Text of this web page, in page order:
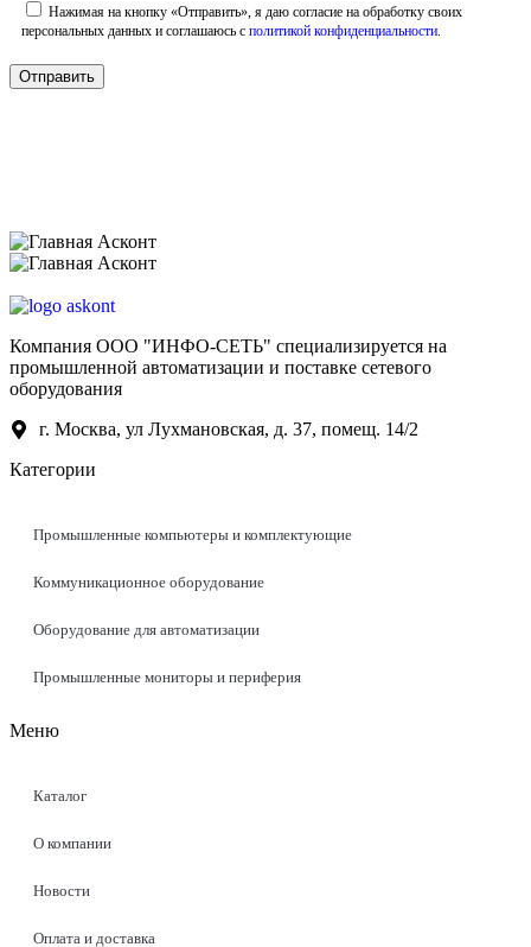
Нажимая на кнопку «Отправить», я даю согласие на обработку своих
персональных данных и соглашаюсь с политикой конфиденциальности.
Компания ООО "ИНФО-СЕТЬ" специализируется на
промышленной автоматизации и поставке сетевого
оборудования
г. Москва, ул Лухмановская, д. 37, помещ. 14/2
Категории
Промышленные компьютеры и комплектующие
Коммуникационное оборудование
Оборудование для автоматизации
Промышленные мониторы и периферия
Меню
Каталог
О компании
Новости
Оплата и доставка